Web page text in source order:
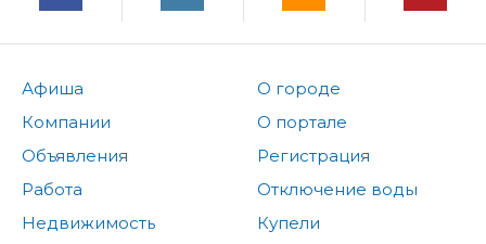
Афиша
Компании
Объявления
Работа
Недвижимость
О городе
О портале
Регистрация
Отключение воды
Купели